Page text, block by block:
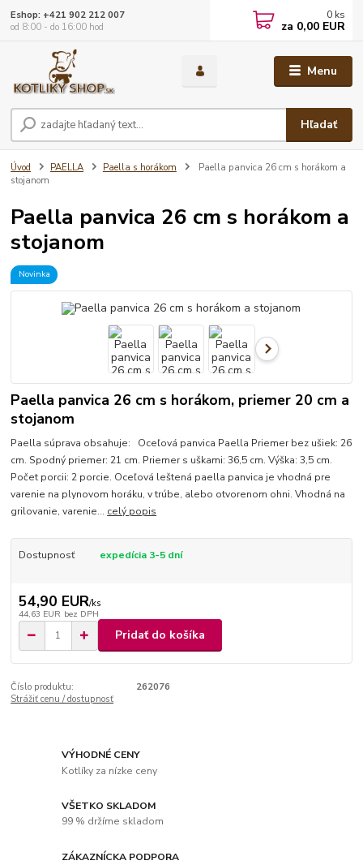
Menu
Hľadať
Eshop: +421 902 212 007
od 8:00 - do 16:00 hod
0 ks
za 0,00 EUR
Úvod PAELLA Paella s horákom
Paella panvica 26 cm s horákom a
stojanom
Paella panvica 26 cm s horákom a
stojanom
Novinka
Paella panvica 26 cm s horákom, priemer 20 cm a
stojanom
Paella súprava obsahuje: Oceľová panvica Paella Priemer bez ušiek: 26
cm. Spodný priemer: 21 cm. Priemer s uškami: 36,5 cm. Výška: 3,5 cm.
Počet porcii: 2 porcie. Oceľová leštená paella panvica je vhodná pre
varenie na plynovom horáku, v trúbe, alebo otvorenom ohni. Vhodná na
grilovanie, varenie... celý popis
Dostupnosť expedícia 3-5 dní
54,90 EUR/ks
44,63 EUR bez DPH
Pridať do košíka
Číslo produktu:
262076
Strážiť cenu / dostupnosť
VÝHODNÉ CENY
Kotlíky za nízke ceny
VŠETKO SKLADOM
99 % držíme skladom
ZÁKAZNÍCKA PODPORA